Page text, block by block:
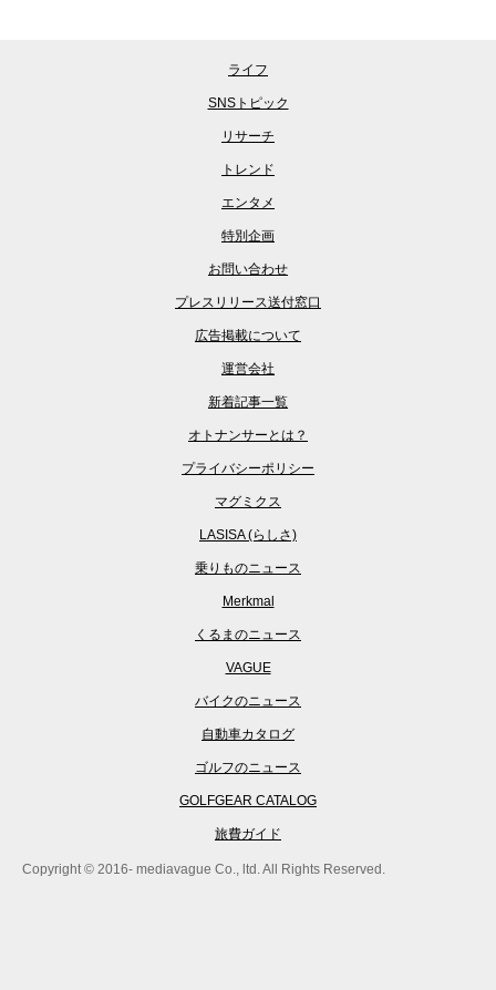
ライフ
SNSトピック
リサーチ
トレンド
エンタメ
特別企画
お問い合わせ
プレスリリース送付窓口
広告掲載について
運営会社
新着記事一覧
オトナンサーとは？
プライバシーポリシー
マグミクス
LASISA (らしさ)
乗りものニュース
Merkmal
くるまのニュース
VAGUE
バイクのニュース
自動車カタログ
ゴルフのニュース
GOLFGEAR CATALOG
旅費ガイド
Copyright © 2016- mediavague Co., ltd. All Rights Reserved.